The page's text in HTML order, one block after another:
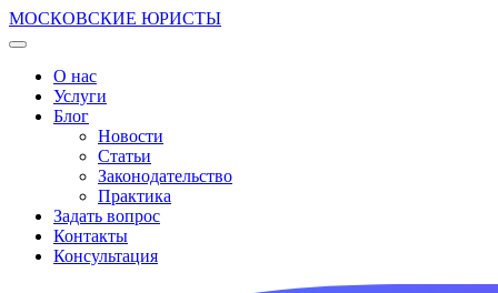
МОСКОВСКИЕ ЮРИСТЫ
О нас
Услуги
Блог
Новости
Статьи
Законодательство
Практика
Задать вопрос
Контакты
Консультация